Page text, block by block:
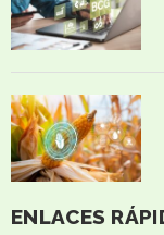
ENLACES